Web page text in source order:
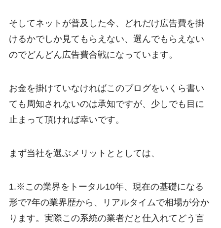
そしてネットが普及した今、どれだけ広告費を掛
けるかでしか見てもらえない、選んでもらえない
のでどんどん広告費合戦になっています。
お金を掛けていなければこのブログをいくら書い
ても周知されないのは承知ですが、少しでも目に
止まって頂ければ幸いです。
まず当社を選ぶメリットととしては、
1.※この業界をトータル10年、現在の基礎になる
形で7年の業界歴から、リアルタイムで相場が分か
ります。実際この系統の業者だと仕入れてどう言